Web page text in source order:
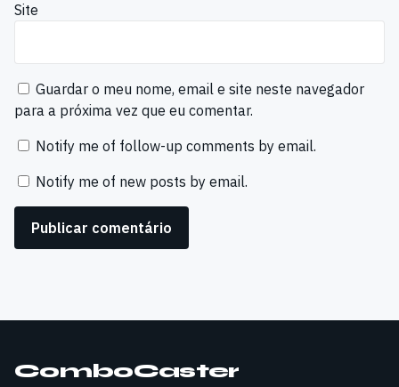
Site
Guardar o meu nome, email e site neste navegador
para a próxima vez que eu comentar.
Notify me of follow-up comments by email.
Notify me of new posts by email.
ComboCaster